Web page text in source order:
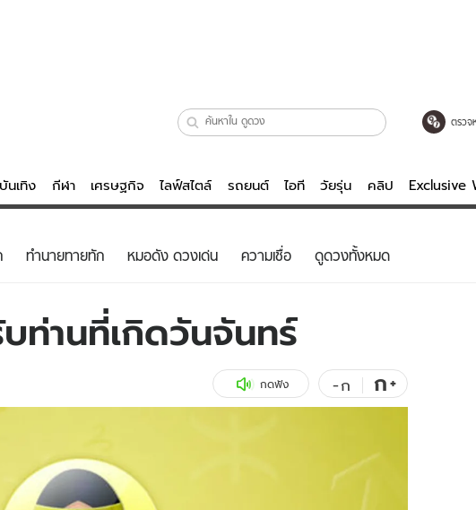
ตรวจ
นเทิง กีฬา เศรษฐกิจ ไลฟ์สไตล์ รถยนต์ ไอที วัยรุ่น คลิป Exclusive
วง - ตรวจหวย
หวยไทย
ไลฟ์สไตล์
วัยรุ่น
รถยนต์
คลิป
พอดแคสต์
ทํานายทายทัก หมอดัง ดวงเด่น ความเชื่อ ดูดวงทั้งหมด
ท่านที่เกิดวันจันทร์
กดฟัง -ก ก+